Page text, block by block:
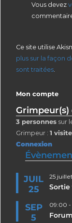
Vous devez
Ce site utilise
plus sur la façon
sont traitées
Mon compte
Grimpeur(s)
3 personnes sur
Grimpeur : 1
Connexion
JUIL
25
25
Sortie
SEP
5
09:00 -